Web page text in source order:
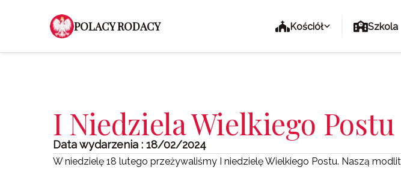
POLACY RODACY Kościół Szkola
I Niedziela Wielkiego Postu
Data wydarzenia : 18/02/2024
W niedzielę 18 lutego przeżywaliśmy I niedzielę Wielkiego Postu. Naszą